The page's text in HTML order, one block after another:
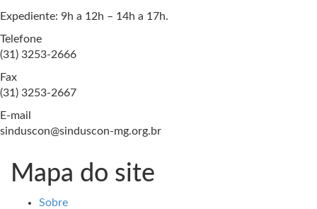
Expediente: 9h a 12h – 14h a 17h.
Telefone
(31) 3253-2666
Fax
(31) 3253-2667
E-mail
sinduscon@sinduscon-mg.org.br
Mapa do site
Sobre